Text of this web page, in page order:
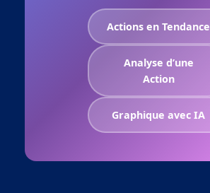
Actions en Tendance
Analyse d’une
Action
Graphique avec IA